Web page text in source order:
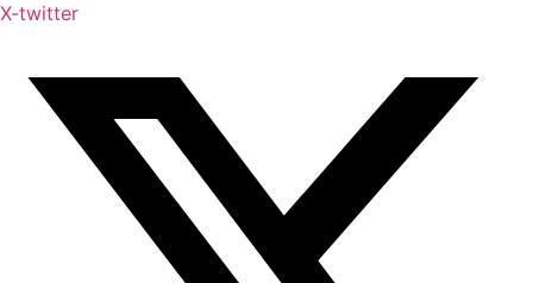
X-twitter